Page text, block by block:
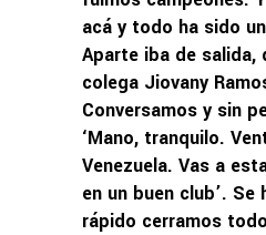
acá y todo ha sido
Aparte iba de salida,
colega Jiovany
Conversamos y sin
‘Mano, tranquilo.
Venezuela. Vas a
en un buen club’.
rápido cerramos todo